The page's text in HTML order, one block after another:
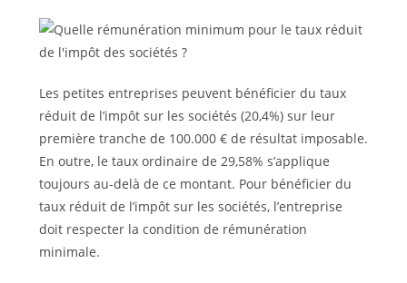
Les petites entreprises peuvent bénéficier du taux
réduit de l’impôt sur les sociétés (20,4%) sur leur
première tranche de 100.000 € de résultat imposable.
En outre, le taux ordinaire de 29,58% s’applique
toujours au-delà de ce montant. Pour bénéficier du
taux réduit de l’impôt sur les sociétés, l’entreprise
doit respecter la condition de rémunération
minimale.